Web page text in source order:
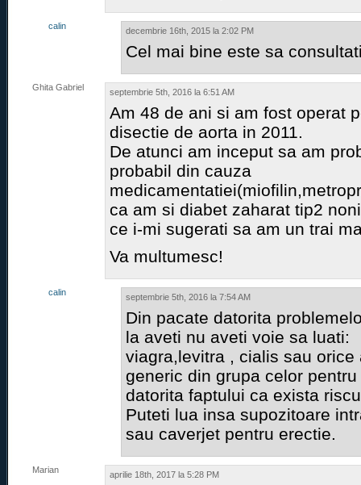
calin decembrie 16th, 2015 la 2:02 PM
Cel mai bine este sa
Ghita Gabriel septembrie 5th, 2016 la 6:51 AM
Am 48 de ani si am fost operat
disectie de aorta in 2011.
De atunci am inceput sa am
probabil din cauza
ca am si diabet zaharat tip2
ce i-mi sugerati sa am un trai
Va multumesc!
calin septembrie 5th, 2016 la 7:54 AM
Din pacate datorita
la aveti nu aveti voie sa luati:
viagra,levitra , cialis sau orice
generic din grupa celor
datorita faptului ca exista
Puteti lua insa supozitoare
sau caverjet pentru erectie.
Marian aprilie 18th, 2017 la 5:28 PM